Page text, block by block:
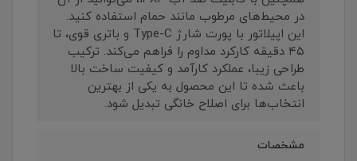
در محیط‌های مرطوب مانند حمام استفاده کنید.
این اپیلاتور با پورت شارژ Type-C و باتری قوی، تا
۴۵ دقیقه کارکرد مداوم را فراهم می‌کند. ترکیب
طراحی زیبا، عملکرد کارآمد و کیفیت ساخت بالا
باعث شده تا این محصول به یکی از بهترین
انتخاب‌ها برای اصلاح خانگی تبدیل شود.
مشخصات